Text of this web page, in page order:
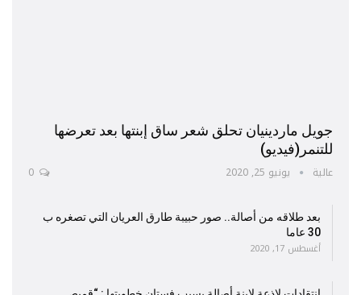
جويل ماردينيان تحلق شعر ساق إبنتها بعد تعرضها
للتنمر(فيديو)
عالية يونيو 25, 2020
بعد طلاقه من أصالة.. صور حبيبة طارق العريان التي تصغره ب
30 عاما
أغسطس 17, 2020